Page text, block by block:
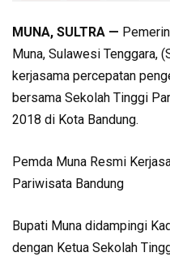
MUNA, SULTRA —
Muna, Sulawesi Tenggara,
kerjasama percepatan
bersama Sekolah Tinggi
2018 di Kota Bandung.
Pemda Muna Resmi
Pariwisata Bandung
Bupati Muna didampingi
dengan Ketua Sekolah